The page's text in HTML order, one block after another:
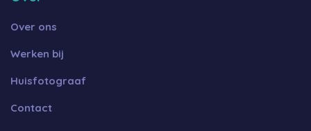
Over ons
Werken bij
Huisfotograaf
Contact